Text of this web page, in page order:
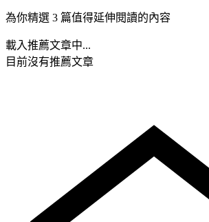
為你精選 3 篇值得延伸閱讀的內容
載入推薦文章中...
目前沒有推薦文章